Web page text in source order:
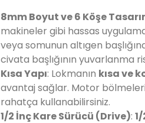
8mm Boyut ve 6 Köşe
makineler gibi hassas
veya somunun altıgen
civata başlığının yuvarlanma
Kısa Yapı: Lokmanın kısa ve
avantaj sağlar. Motor
rahatça kullanabilirsiniz.
1/2 İnç Kare Sürücü (Drive):